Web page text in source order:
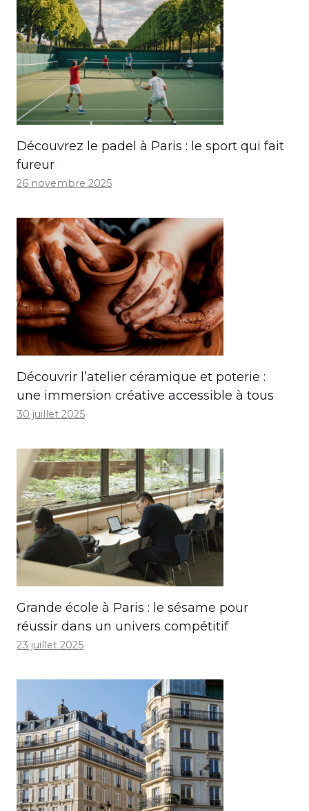
Découvrez le padel à Paris : le sport qui fait
fureur
26 novembre 2025
Découvrir l’atelier céramique et poterie :
une immersion créative accessible à tous
30 juillet 2025
Grande école à Paris : le sésame pour
réussir dans un univers compétitif
23 juillet 2025